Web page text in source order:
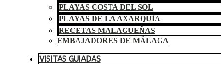
PLAYAS COSTA DEL SOL
PLAYAS DE LA AXARQUÍA
RECETAS MALAGUEÑAS
EMBAJADORES DE MÁLAGA
VISITAS GUIADAS